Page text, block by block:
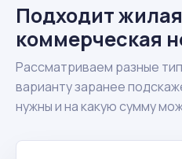
Подходит
коммерческая
Рассматриваем разные
варианту заранее
нужны и на какую сумму